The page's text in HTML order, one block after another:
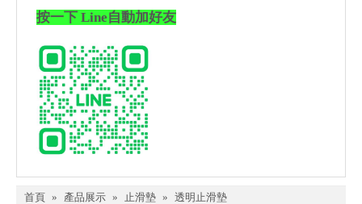
按一下 Line自動加好友
首頁 » 產品展示 » 止滑墊 » 透明止滑墊